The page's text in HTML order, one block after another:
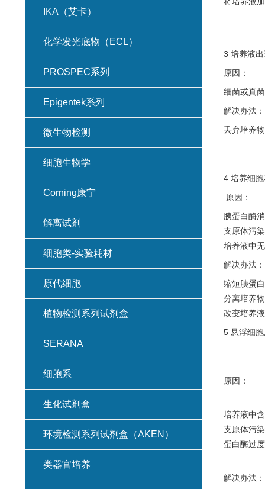
3 培养液
原因：
细菌或真
解决办法：
丢弃培养
4 培养细
原因：
胰蛋白酶
支原体污染
培养液中
解决办法：
缩短胰蛋
分离培养
改变培养
5 悬浮细
原因：
培养液中
支原体污染
蛋白酶过
解决办法：
IKA（艾卡）
化学发光底物（ECL）
PROSPEC系列
Epigentek系列
微生物检测
细胞生物学
Corning康宁
解离试剂
细胞类-实验耗材
原代细胞
植物检测系列试剂盒
SERANA
细胞系
生化试剂盒
环境检测系列试剂盒（AKEN）
类器官培养